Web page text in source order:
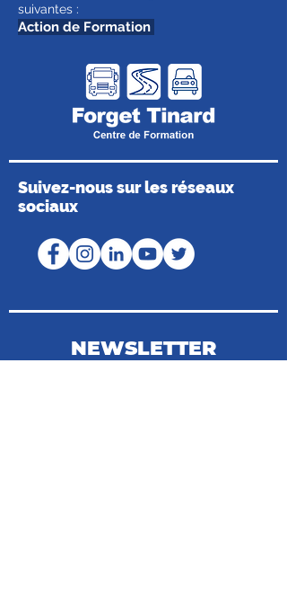
suivantes :
Action de Formation
Suivez-nous sur les réseaux
sociaux
NEWSLETTER